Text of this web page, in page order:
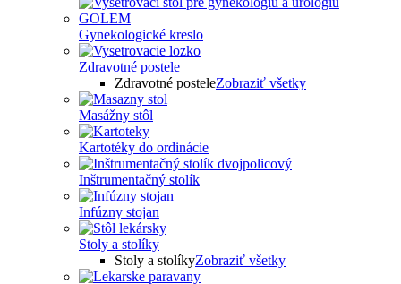
Gynekologické kreslo
Zdravotné postele
Zdravotné posteleZobraziť všetky
Masážny stôl
Kartotéky do ordinácie
Inštrumentačný stolík
Infúzny stojan
Stoly a stolíky
Stoly a stolíkyZobraziť všetky